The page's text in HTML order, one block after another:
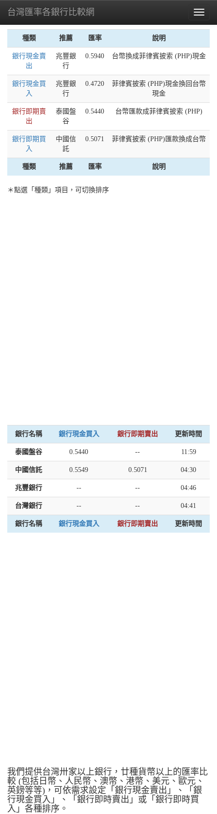
Toggle
台灣匯率各銀行比較網
種類 推薦 匯率 說明
銀行現金賣
出
兆豐銀
行
0.5940 台幣換成菲律賓披索 (PHP)現金
銀行現金買
入
兆豐銀
行
0.4720
菲律賓披索 (PHP)現金換回台幣
現金
銀行即期賣
出
泰國盤
谷
0.5440 台幣匯款成菲律賓披索 (PHP)
銀行即期買
入
中國信
託
0.5071 菲律賓披索 (PHP)匯款換成台幣
種類 推薦 匯率 說明
＊點選「種類」項目，可切換排序
銀行名稱 銀行現金買入 銀行即期賣出 更新時間
泰國盤谷 0.5440 -- 11:59
中國信託 0.5549 0.5071 04:30
兆豐銀行 -- -- 04:46
台灣銀行 -- -- 04:41
銀行名稱 銀行現金買入 銀行即期賣出 更新時間
我們提供台灣卅家以上銀行，廿種貨幣以上的匯率比
較 (包括日幣、人民幣、澳幣、港幣、美元、歐元、
英鎊等等)，可依需求設定「銀行現金賣出」、「銀
行現金買入」、「銀行即時賣出」或「銀行即時買
入」各種排序。